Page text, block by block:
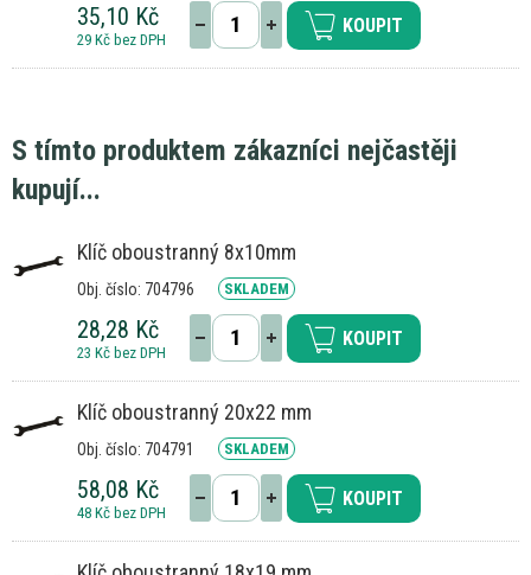
35,10 Kč
29 Kč bez DPH
KOUPIT
S tímto produktem zákazníci nejčastěji
kupují...
Klíč oboustranný 8x10mm
Obj. číslo: 704796 SKLADEM
28,28 Kč
23 Kč bez DPH
KOUPIT
Klíč oboustranný 20x22 mm
Obj. číslo: 704791 SKLADEM
58,08 Kč
48 Kč bez DPH
KOUPIT